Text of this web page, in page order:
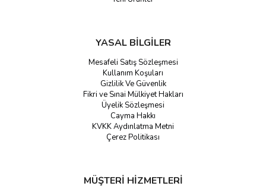
YASAL BİLGİLER
Mesafeli Satış Sözleşmesi
Kullanım Koşuları
Gizlilik Ve Güvenlik
Fikri ve Sınai Mülkiyet Hakları
Üyelik Sözleşmesi
Cayma Hakkı
KVKK Aydınlatma Metni
Çerez Politikası
MÜŞTERİ HİZMETLERİ